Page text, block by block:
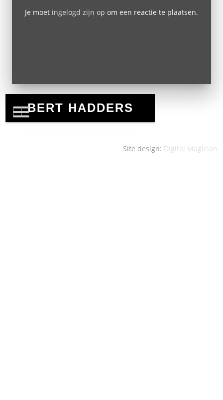
Je moet ingelogd zijn op om een reactie te plaatsen.
Site design: Digital Magician